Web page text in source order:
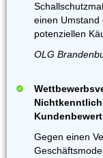
einen Umstand
potenziellen
OLG
Gegen einen